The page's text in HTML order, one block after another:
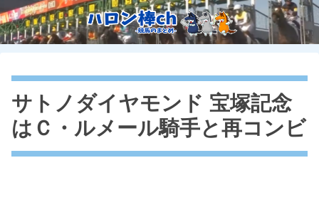
サトノダイヤモンド 宝塚記念
はＣ・ルメール騎手と再コンビ